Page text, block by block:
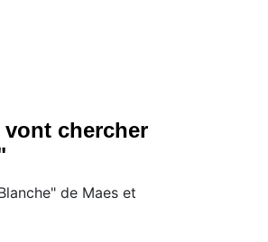
vont chercher
de Maes et